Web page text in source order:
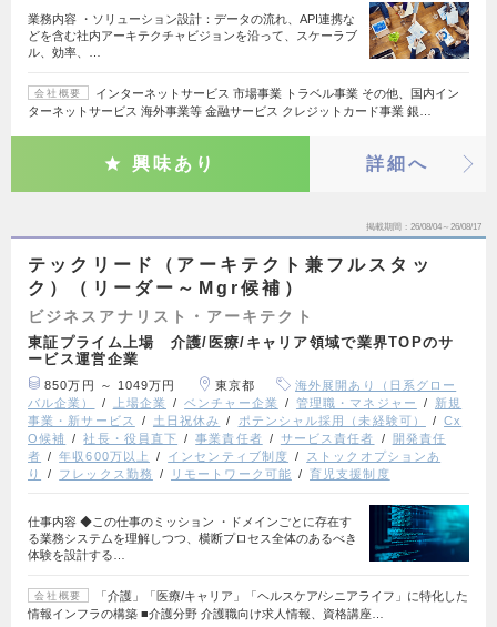
業務内容 ・ソリューション設計：データの流れ、API連携な
どを含む社内アーキテクチャビジョンを沿って、スケーラブ
ル、効率、…
会社概要
インターネットサービス 市場事業 トラベル事業 その他、国内イン
ターネットサービス 海外事業等 金融サービス クレジットカード事業 銀…
興味あり 詳細へ
掲載期間 26/08/04～26/08/17
テックリード（アーキテクト兼フルスタッ
ク）（リーダー～Mgr候補）
ビジネスアナリスト・アーキテクト
東証プライム上場 介護/医療/キャリア領域で業界TOPのサ
ービス運営企業
850万円 ～ 1049万円 東京都
海外展開あり（日系グロー
バル企業）
上場企業 ベンチャー企業 管理職・マネジャー
新規
事業・新サービス
土日祝休み ポテンシャル採用（未経験可）
Cx
O候補
社長・役員直下 事業責任者 サービス責任者
開発責任
者
年収600万以上 インセンティブ制度
ストックオプションあ
り
フレックス勤務 リモートワーク可能 育児支援制度
仕事内容 ◆この仕事のミッション ・ドメインごとに存在す
る業務システムを理解しつつ、横断プロセス全体のあるべき
体験を設計する…
会社概要
「介護」「医療/キャリア」「ヘルスケア/シニアライフ」に特化した
情報インフラの構築 ■介護分野 介護職向け求人情報、資格講座…